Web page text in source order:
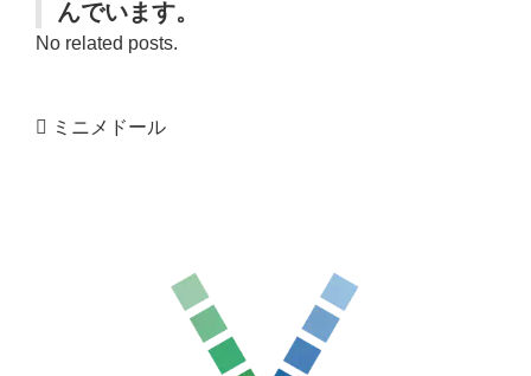
んでいます。
No related posts.
ミニメドール